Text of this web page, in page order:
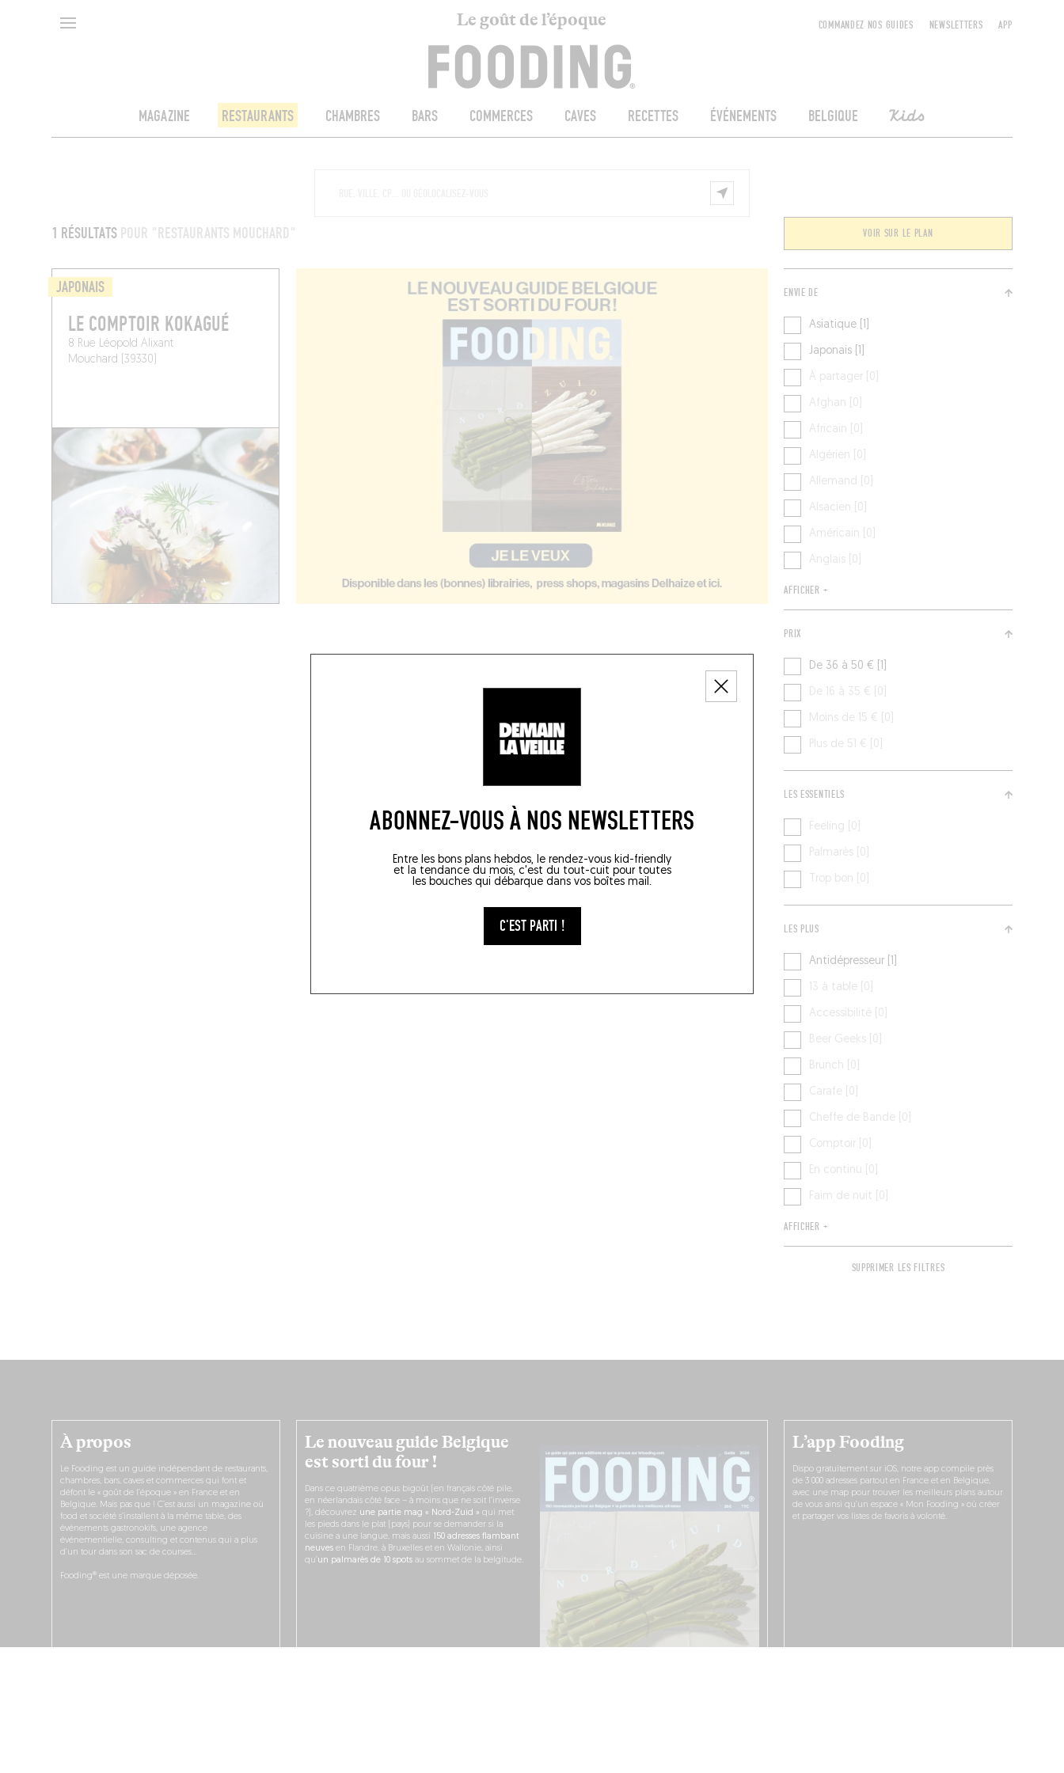
Le goût de l’époque
MAGAZINE RESTAURANTS CHAMBRES BARS COMMERCES CAVES RECETTES ÉVÉNEMENTS BELGIQUE Kids
COMMANDEZ NOS GUIDES NEWSLETTERS APP
ABONNEZ-VOUS À NOS NEWSLETTERS
Entre les bons plans hebdos, le rendez-vous kid-friendly
et la tendance du mois, c'est du tout-cuit pour toutes
les bouches qui débarque dans vos boîtes mail.
C'EST PARTI !
1 RÉSULTATS POUR "RESTAURANTS MOUCHARD" VOIR SUR LE PLAN
JAPONAIS
LE COMPTOIR KOKAGUÉ
8 Rue Léopold Alixant
Mouchard (39330)
ENVIE DE
Asiatique [1]
Japonais [1]
À partager [0]
Afghan [0]
Africain [0]
Algérien [0]
Allemand [0]
Alsacien [0]
Américain [0]
Anglais [0]
AFFICHER +
PRIX
De 36 à 50 € [1]
De 16 à 35 € [0]
Moins de 15 € [0]
Plus de 51 € [0]
LES ESSENTIELS
Feeling [0]
Palmarès [0]
Trop bon [0]
LES PLUS
Antidépresseur [1]
13 à table [0]
Accessibilité [0]
Beer Geeks [0]
Brunch [0]
Carafe [0]
Cheffe de Bande [0]
Comptoir [0]
En continu [0]
Faim de nuit [0]
AFFICHER +
SUPPRIMER LES FILTRES
Le nouveau guide Belgique
est sorti du four !
Dans ce quatrième opus bigoût (en français côté pile,
en néerlandais côté face – à moins que ne soit l’inverse
?), découvrez une partie mag « Nord-Zuid » qui met
les pieds dans le plat (pays) pour se demander si la
cuisine a une langue, mais aussi
150 adresses flambant
neuvesen Flandre, à Bruxelles et en Wallonie, ainsi
qu’ un palmarès de 10 spotsau sommet de la belgitude.
À propos
Le Fooding est un guide indépendant de restaurants,
chambres, bars, caves et commerces qui font et
défont le « goût de l’époque » en France et en
Belgique. Mais pas que ! C’est aussi un magazine où
food et société s’installent à la même table, des
événements gastronokifs, une agence
événementielle, consulting et contenus qui a plus
d’un tour dans son sac de courses…
Fooding® est une marque déposée.
L’app Fooding
Dispo gratuitement sur iOS, notre app compile près
de 3 000 adresses partout en France et en Belgique,
avec une map pour trouver les meilleurs plans autour
de vous ainsi qu’un espace « Mon Fooding » où créer
et partager vos listes de favoris à volonté.